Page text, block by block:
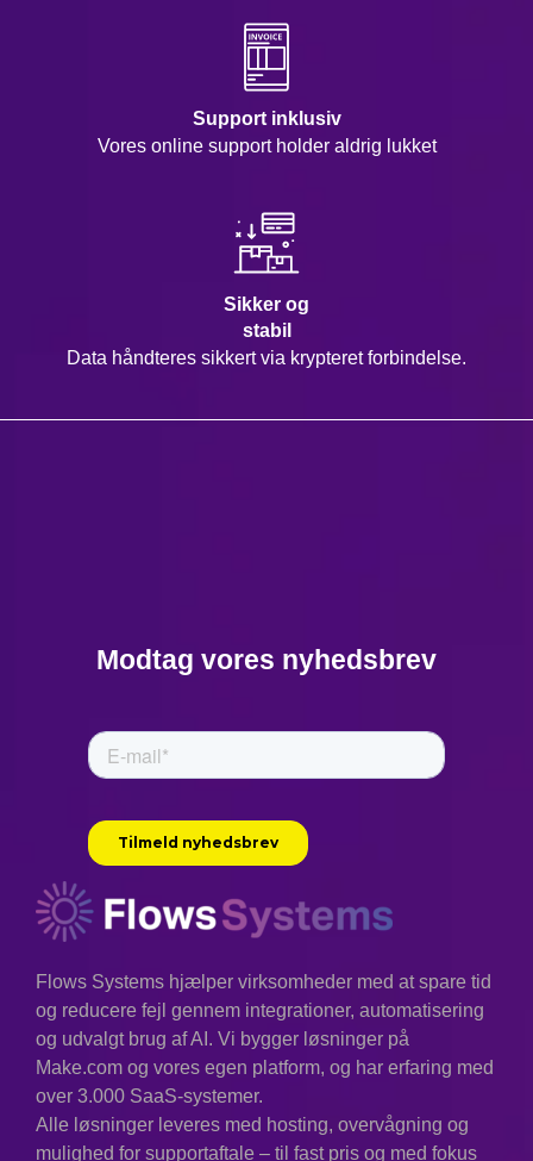
Support inklusiv
Vores online support holder aldrig lukket
Sikker og
stabil
Data håndteres sikkert via krypteret forbindelse.
Modtag vores nyhedsbrev
Flows Systems hjælper virksomheder med at spare tid
og reducere fejl gennem integrationer, automatisering
og udvalgt brug af AI. Vi bygger løsninger på
Make.com og vores egen platform, og har erfaring med
over 3.000 SaaS-systemer.
Alle løsninger leveres med hosting, overvågning og
mulighed for supportaftale – til fast pris og med fokus